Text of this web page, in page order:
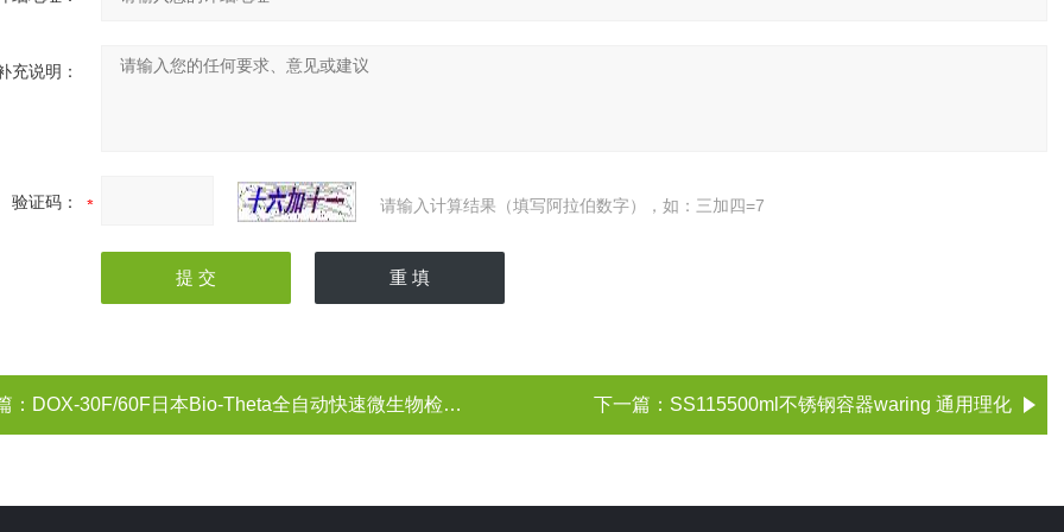
充说明：
验证码： 请输入计算结果（填写阿拉伯数字），如：三加四=7
： DOX-30F/60F日本Bio-Theta全自动快速微生物检测系统 下一篇： SS115500ml不锈钢容器waring 通用理化